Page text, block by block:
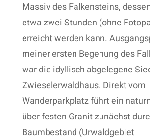
Massiv des Falkensteins,
etwa zwei Stunden (ohne
erreicht werden kann.
meiner ersten Begehung des
war die idyllisch abgelegene
Zwieselerwaldhaus. Direkt vom
Wanderparkplatz führt ein
über festen Granit zunächst
Baumbestand (Urwaldgebiet